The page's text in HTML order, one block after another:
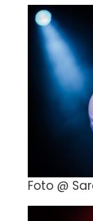
Foto @